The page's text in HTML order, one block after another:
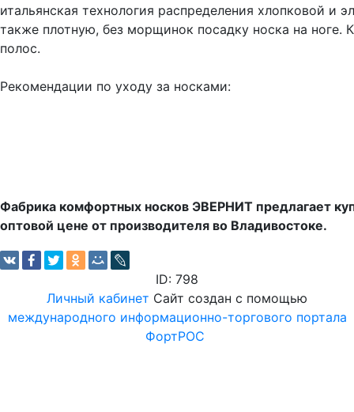
итальянская технология распределения хлопковой и
также плотную, без морщинок посадку носка на ноге.
полос.
Рекомендации по уходу за носками:
Фабрика комфортных носков ЭВЕРНИТ предлагает
оптовой цене от производителя во Владивостоке.
ID: 798
Личный кабинет Сайт создан с помощью
международного информационно-торгового портала
ФортРОС